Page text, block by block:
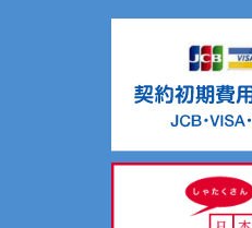
不動産の賃貸仲介・売買仲
（２）提供する個人情報の項
氏名、生年月日、住所、電
入居申込書等、契約書面に
（４）提供を受ける者の組織
不動産の賃貸仲介・売買仲介